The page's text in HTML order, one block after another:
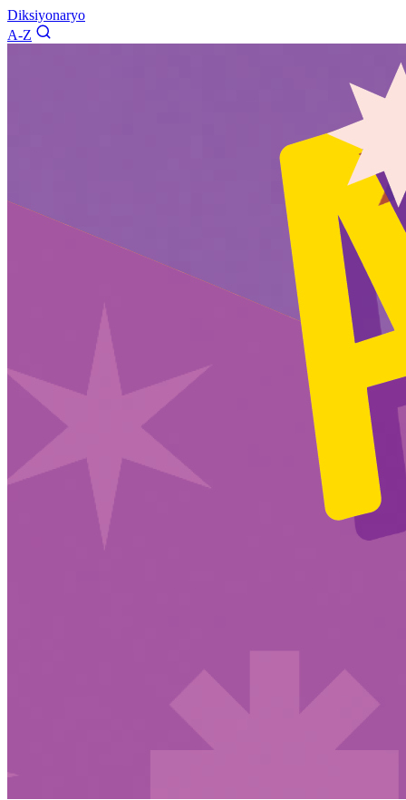
Diksiyonaryo
A-Z